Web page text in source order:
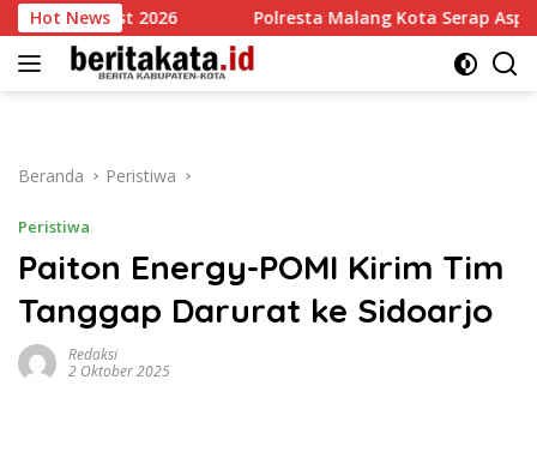
Langsung
ke
konten
Hot News
2026 Polresta Malang Kota Serap Aspirasi 35
Beranda Peristiwa
Peristiwa
Paiton Energy-POMI Kirim Tim
Tanggap Darurat ke Sidoarjo
Redaksi
2 Oktober 2025